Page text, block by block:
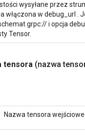
wysyłane przez
włączona w debug_url .
grpc:// i opcja
Tensor.
tensora (nazwa
Nazwa tensora